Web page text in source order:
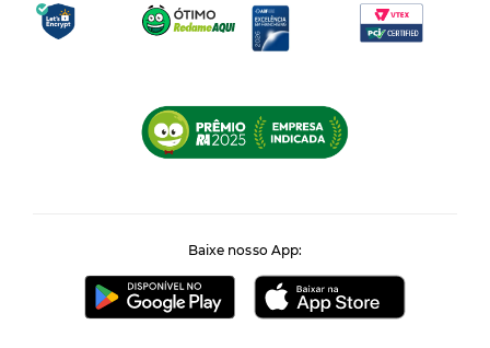
Baixe nosso App: